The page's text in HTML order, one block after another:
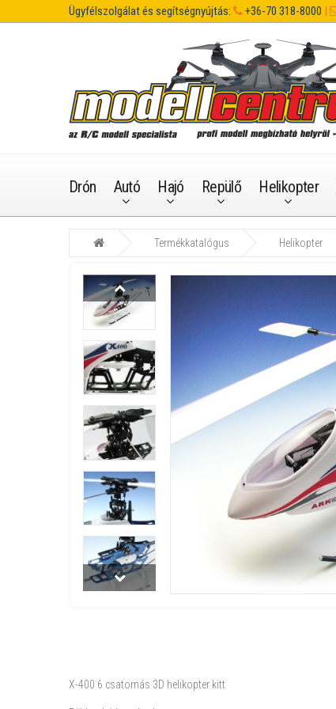
Ügyfélszolgálat és segítségnyújtás: +36-70 318-8000 |
Drón Autó Hajó Repülő Helikopter
Termékkatalógus Helikopter
X-400 6 csatornás 3D helikopter kitt